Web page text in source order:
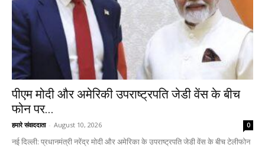
पीएम मोदी और अमेरिकी उपराष्ट्रपति जेडी वेंस के बीच
फोन पर...
हमारे संवाददाता - August 10, 2026 0
नई दिल्ली: प्रधानमंत्री नरेंद्र मोदी और अमेरिका के उपराष्ट्रपति जेडी वेंस के बीच टेलीफोन